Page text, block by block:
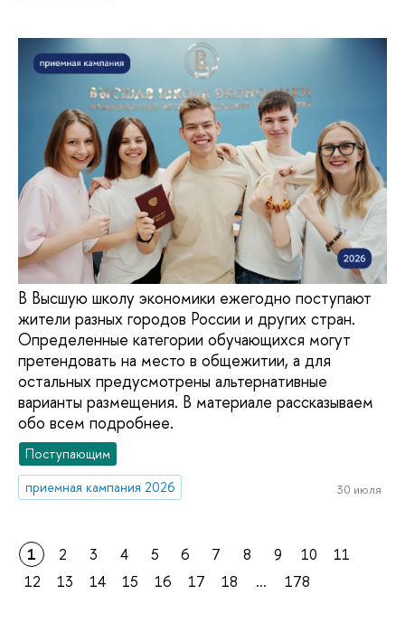
В Высшую школу экономики ежегодно поступают
жители разных городов России и других стран.
Определенные категории обучающихся могут
претендовать на место в общежитии, а для
остальных предусмотрены альтернативные
варианты размещения. В материале рассказываем
обо всем подробнее.
Поступающим
приемная кампания 2026
30 июля
1 2 3 4 5 6 7 8 9 10
11
12
13 14 15 16 17 18 ... 178